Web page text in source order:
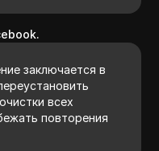
заключается в
всех
повторения